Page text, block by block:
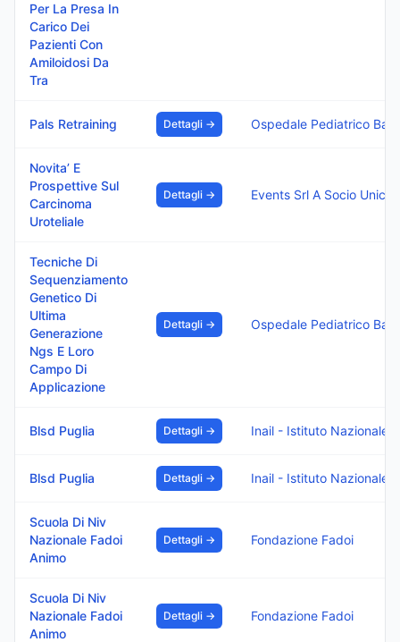
Per La Presa In
Carico Dei
Pazienti Con
Amiloidosi Da
Tra
Pals Retraining Dettagli →
Novita’ E
Prospettive Sul
Carcinoma
Uroteliale
Dettagli → Events Srl A Socio Unico
Tecniche Di
Sequenziamento
Genetico Di
Ultima
Generazione
Ngs E Loro
Campo Di
Applicazione
Dettagli →
Blsd Puglia Dettagli →
Blsd Puglia Dettagli →
Scuola Di Niv
Nazionale Fadoi
Animo
Dettagli → Fondazione Fadoi
Scuola Di Niv
Nazionale Fadoi
Animo
Dettagli → Fondazione Fadoi